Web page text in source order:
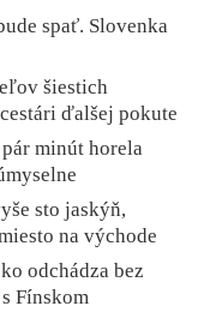
spať. Slovenka
šiestich
ďalšej pokute
minút horela
sto jaskýň,
na východe
odchádza bez
Fínskom